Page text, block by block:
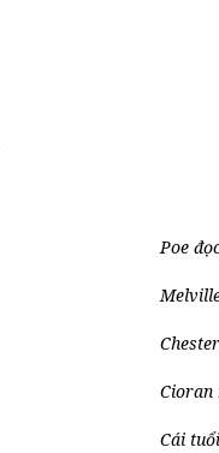
Poe
Cioran
Cái